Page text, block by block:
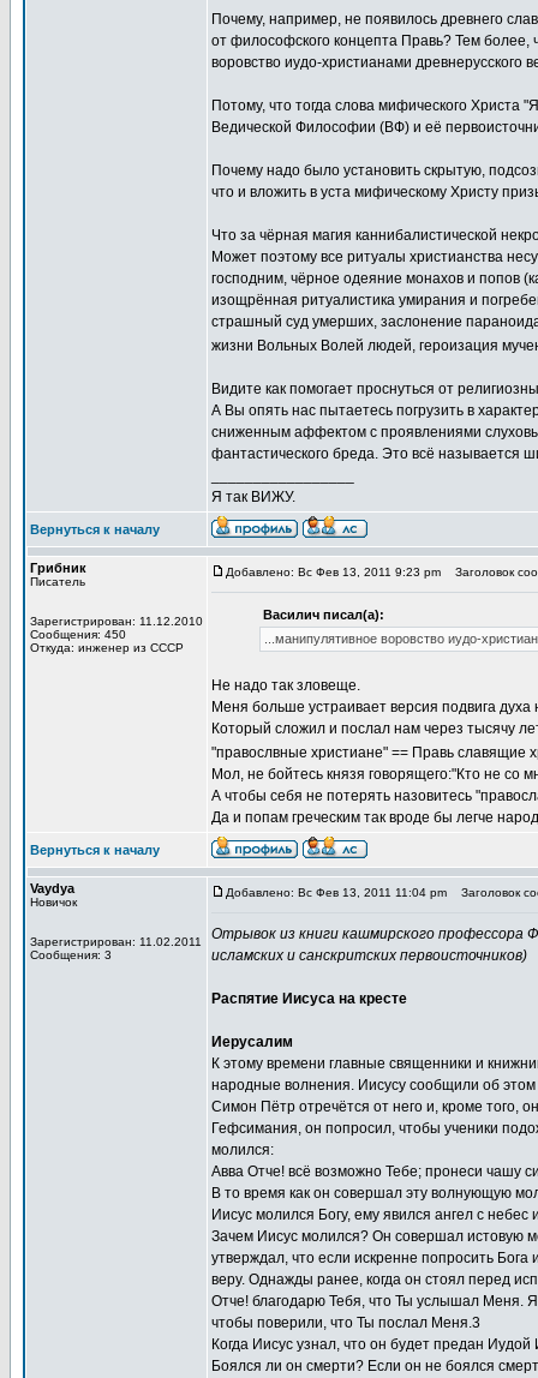
Почему, например, не появилось древнего
от философского концепта Правь? Тем
воровство иудо-христианами
Потому, что тогда слова мифического Христа
Ведической Философии (ВФ) и её
Почему надо было установить скрытую,
что и вложить в уста мифическому Христу
Что за чёрная магия каннибалистической
Может поэтому все ритуалы христианства
господним, чёрное одеяние монахов и попов
изощрённая ритуалистика умирания и
страшный суд умерших, заслонение
жизни Вольных Волей людей, героизация
Видите как помогает проснуться от
А Вы опять нас пытаетесь погрузить в
сниженным аффектом с проявлениями
фантастического бреда. Это всё называется
Я так ВИЖУ.
Вернуться к началу
Грибник
Писатель
Зарегистрирован: 11.12.2010
Сообщения: 450
Откуда: инженер из СССР
Добавлено: Вс Фев 13, 2011 9:23 pm Заголовок
Василич писал(а):
...манипулятивное воровство иудо-
Не надо так зловеще.
Меня больше устраивает версия подвига духа
Который сложил и послал нам через тысячу
"правослвные христиане" == Правь славящие
Мол, не бойтесь князя говорящего:"Кто не со
А чтобы себя не потерять назовитесь
Да и попам греческим так вроде бы легче
Вернуться к началу
Vaydya
Новичок
Зарегистрирован: 11.02.2011
Сообщения: 3
Добавлено: Вс Фев 13, 2011 11:04 pm Заголовок
Отрывок из книги кашмирского профессора
исламских и санскритских первоисточников)
Распятие Иисуса на кресте
Иерусалим
К этому времени главные священники и
народные волнения. Иисусу сообщили об
Симон Пётр отречётся от него и, кроме того,
Гефсимания, он попросил, чтобы ученики
молился:
Авва Отче! всё возможно Тебе; пронеси чашу
В то время как он совершал эту волнующую
Иисус молился Богу, ему явился ангел с небес
Зачем Иисус молился? Он совершал истовую
утверждал, что если искренне попросить
веру. Однажды ранее, когда он стоял перед
Отче! благодарю Тебя, что Ты услышал Меня.
чтобы поверили, что Ты послал Меня.3
Когда Иисус узнал, что он будет предан
Боялся ли он смерти? Если он не боялся